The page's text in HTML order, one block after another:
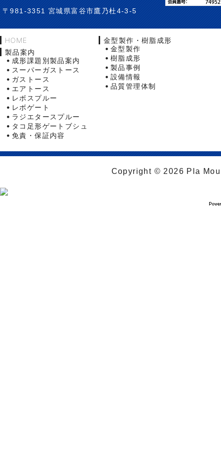
〒981-3351 宮城県富谷市鷹乃杜4-3-5
HOME
製品案内
成形課題別製品案内
スーパーガストース
ガストース
エアトース
レボスプルー
レボゲート
ラジエタースプルー
タコ足形ゲートブシュ
免責・保証内容
金型製作・樹脂成形
金型製作
樹脂成形
製品事例
設備情報
品質管理体制
Copyright © 2026 Pla